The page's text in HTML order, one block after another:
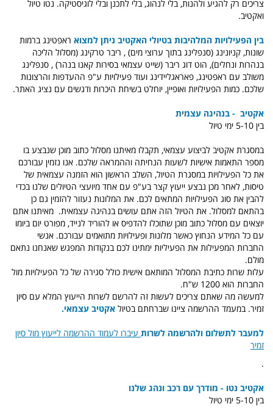
צריכים רק להגיע ולהנות, בלי לנהוג, בלי לתכנן ובלי לוגיסטיקה. נטו טיול
ואקטיב.
בין הפעילויות המלהיבות בטיולי האקטיב ניתן למצוא ראפטינג ברמות
שונות, קניונינג (סנפלינג בתוך ערוצי מים) , ריבר טרקינג (מסלול הליכה
בנהרות ונחלים), הוט דוג ריבר (שייט עצמאי בסירות קאנו בנהר) , סנפלינג
משולב עם ראפטינג, פאראגליידינג ועוד פעילויות ע"פ ההעדפות והרצונות
שלכם. כמות הפעילויות ואופיין, יוחלט בשיחת היכרות ודגשים עם נציג האתר.
אקטיב - בנהיגה עצמית
בין 5-10 ימי טיול
במסגרת אקטיב לביצוע עצמאי, תקבלו מאיתנו מסלול כתוב מוכן שנבצע בו
מספר התאמות אישיות לשעות הנחיתה וההמראה שלכם. אנו נזמין עבורכם
את כל הפעילויות במסגרת הטיול, השלב הראשון הוא הזמנה עצמאית של
טיסות, לאחר מכן נבצע ייעוץ קצר בע"פ עם אחד מיועצי הטיולים שלנו בכדי
להבין את סוג הפעילויות המתאים לכם. את המלונות נעזור להזמין גם כן
בהתאם למסלול. את הטיול הזה אתם עושים בנהיגה עצמאית. מאיתנו אתם
יוצאים עם מסלול כתוב מוכן שתוכלו להדפיס או להוריד לנייד, מפורט יום ביומו
עם כל המידע הנחוץ כאשר מלונות ופעילויות מתואמים עבורכם. אנשי
החברות המפעילות את הפעיליות ימתינו לכם בנקודות המפגש שאנחנו נתאם
מולם.
עלות שרות כתיבת המסלול המותאם אישית כולל סגירה של כל הפעילויות מול
החברות הוא 1200 ש"ח.
למעשה מה שאתם צריכים לעשות זה להרשם לשרות הייעוץ המלא עם סיון
זמיר. במעמד ההרשמה ציינו שברחתם בטיול אקטיב עצמאי.
למעבר לתשלום ולהרשמה לשרות עיברו לעמוד ההרשמה לייעוץ מול סיון
זמיר
.
אקטיב נטו - מודרך עם רכב ונהג שלנו
בין 5-10 ימי טיול